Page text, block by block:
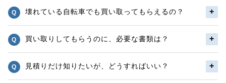
壊れている自転車でも買い取ってもらえるの？
買い取りしてもらうのに、必要な書類は？
見積りだけ知りたいが、どうすればいい？